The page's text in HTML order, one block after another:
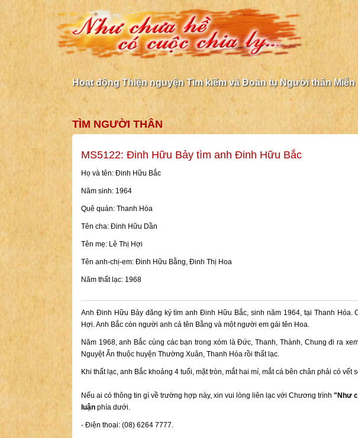
Hoạt động Thiện nguyện Tìm kiếm và Đoàn tụ Người thân Miễn
TÌM NGƯỜI THÂN
MS5122: Đinh Hữu Bảy tìm anh Đinh Hữu Bắc
Họ và tên: Đinh Hữu Bắc
Năm sinh: 1964
Quê quán: Thanh Hóa
Tên cha: Đinh Hữu Dần
Tên mẹ: Lê Thị Hợi
Tên anh-chị-em: Đinh Hữu Bằng, Đinh Thị Hoa
Năm thất lạc: 1968
Anh Đinh Hữu Bảy đăng ký tìm anh Đinh Hữu Bắc, sinh năm 1964, tại Thanh Hóa.
Hợi. Anh Bắc còn người anh cả tên Bằng và một người em gái tên Hoa.
Năm 1968, anh Bắc cùng các bạn trong xóm là Đức, Thanh, Thành, Chung đi ra
Nguyệt Ấn thuộc huyện Thường Xuân, Thanh Hóa rồi thất lạc.
Khi thất lạc, anh Bắc khoảng 4 tuổi, mặt tròn, mắt hai mí, mắt cá bên chân phải có vết
Nếu ai có thông tin gì về trường hợp này, xin vui lòng liên lạc với Chương trình "Như
luận phía dưới.
- Điện thoại: (08) 6264 7777.